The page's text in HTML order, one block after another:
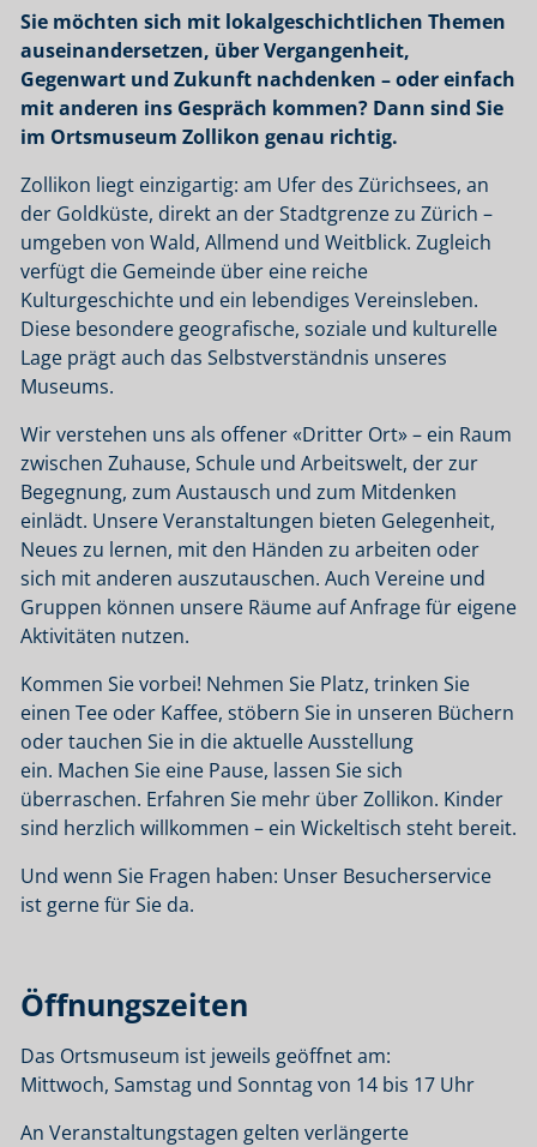
Sie möchten sich mit lokalgeschichtlichen Themen
auseinandersetzen, über Vergangenheit,
Gegenwart und Zukunft nachdenken – oder einfach
mit anderen ins Gespräch kommen? Dann sind Sie
im Ortsmuseum Zollikon genau richtig.
Zollikon liegt einzigartig: am Ufer des Zürichsees, an
der Goldküste, direkt an der Stadtgrenze zu Zürich –
umgeben von Wald, Allmend und Weitblick. Zugleich
verfügt die Gemeinde über eine reiche
Kulturgeschichte und ein lebendiges Vereinsleben.
Diese besondere geografische, soziale und kulturelle
Lage prägt auch das Selbstverständnis unseres
Museums.
Wir verstehen uns als offener «Dritter Ort» – ein Raum
zwischen Zuhause, Schule und Arbeitswelt, der zur
Begegnung, zum Austausch und zum Mitdenken
einlädt. Unsere Veranstaltungen bieten Gelegenheit,
Neues zu lernen, mit den Händen zu arbeiten oder
sich mit anderen auszutauschen. Auch Vereine und
Gruppen können unsere Räume auf Anfrage für eigene
Aktivitäten nutzen.
Kommen Sie vorbei! Nehmen Sie Platz, trinken Sie
einen Tee oder Kaffee, stöbern Sie in unseren Büchern
oder tauchen Sie in die aktuelle Ausstellung
ein. Machen Sie eine Pause, lassen Sie sich
überraschen. Erfahren Sie mehr über Zollikon. Kinder
sind herzlich willkommen – ein Wickeltisch steht bereit.
Und wenn Sie Fragen haben: Unser Besucherservice
ist gerne für Sie da.
Öffnungszeiten
Das Ortsmuseum ist jeweils geöffnet am:
Mittwoch, Samstag und Sonntag von 14 bis 17 Uhr
An Veranstaltungstagen gelten verlängerte